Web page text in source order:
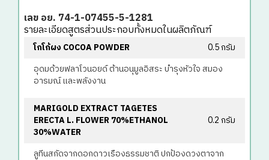
เลข อย. 74-1-07455-5-1281
รายละเอียดสูตรส่วนประกอบทั้งหมดในผลิตภัณฑ์
โกโก้ผง COCOA POWDER
0.5 กรัม
อุดมด้วยฟลาโวนอยด์ ต้านอนุมูลอิสระ บำรุงหัวใจ สมอง
อารมณ์ และพลังงาน
MARIGOLD EXTRACT TAGETES
ERECTA L. FLOWER 70%ETHANOL
30%WATER
0.2 กรัม
ลูทีนสกัดจากดอกดาวเรืองธรรมชาติ ปกป้องดวงตาจาก